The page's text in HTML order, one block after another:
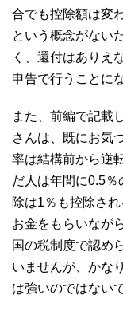
合でも控除額は変
という概念がない
く、還付はありえ
申告で行うことに
また、前編で記載
さんは、既にお気
率は結構前から逆
だ人は年間に0.5
除は1％も控除さ
お金をもらいなが
国の税制度で認め
いませんが、かな
は強いのではない